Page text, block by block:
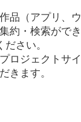
品（アプリ、
約・検索ができ
さい。
ロジェクトサ
きます。